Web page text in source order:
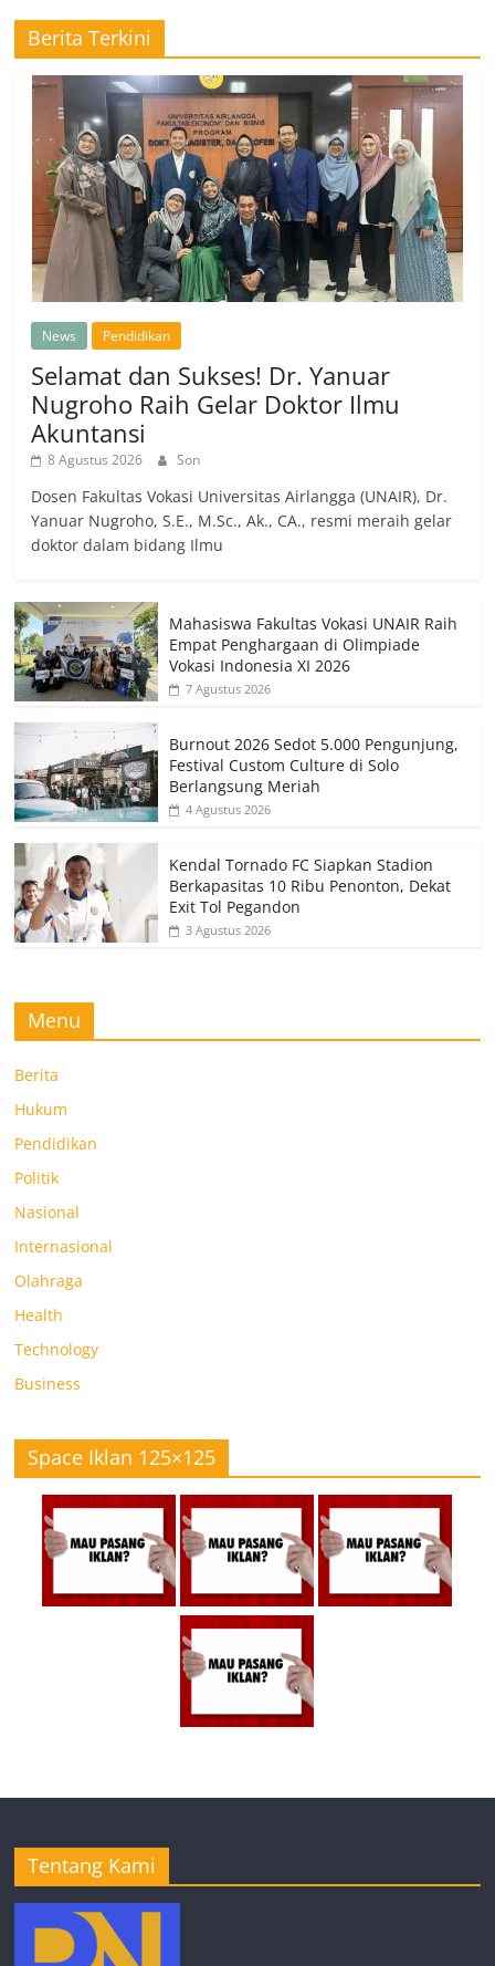
Berita Terkini
News Pendidikan
Selamat dan Sukses! Dr. Yanuar
Nugroho Raih Gelar Doktor Ilmu
Akuntansi
8 Agustus 2026 Son
Dosen Fakultas Vokasi Universitas Airlangga (UNAIR), Dr.
Yanuar Nugroho, S.E., M.Sc., Ak., CA., resmi meraih gelar
doktor dalam bidang Ilmu
Mahasiswa Fakultas Vokasi UNAIR Raih
Empat Penghargaan di Olimpiade
Vokasi Indonesia XI 2026
7 Agustus 2026
Burnout 2026 Sedot 5.000 Pengunjung,
Festival Custom Culture di Solo
Berlangsung Meriah
4 Agustus 2026
Kendal Tornado FC Siapkan Stadion
Berkapasitas 10 Ribu Penonton, Dekat
Exit Tol Pegandon
3 Agustus 2026
Menu
Berita
Hukum
Pendidikan
Politik
Nasional
Internasional
Olahraga
Health
Technology
Business
Space Iklan 125×125
Tentang Kami